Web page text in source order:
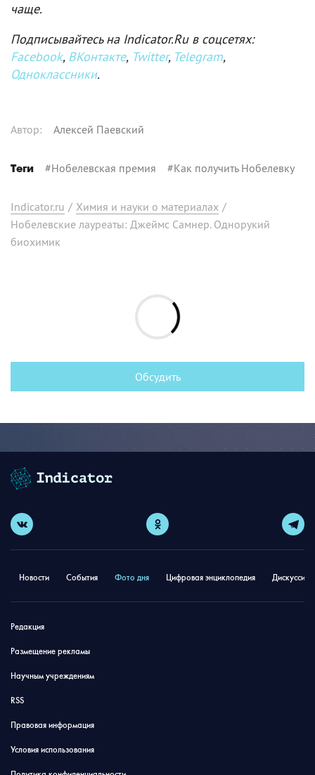
чаще.
Подписывайтесь на Indicator.Ru в соцсетях:
Facebook, ВКонтакте, Twitter, Telegram,
Одноклассники.
Автор: Алексей Паевский
Теги #Нобелевская премия #Как получить Нобелевку
Indicator.ru / Химия и науки о материалах /
Нобелевские лауреаты: Джеймс Самнер. Однорукий
биохимик
Обсудить
Новости События Фото дня Цифровая энциклопедия
Редакция
Размещение рекламы
Научным учреждениям
RSS
Правовая информация
Условия использования